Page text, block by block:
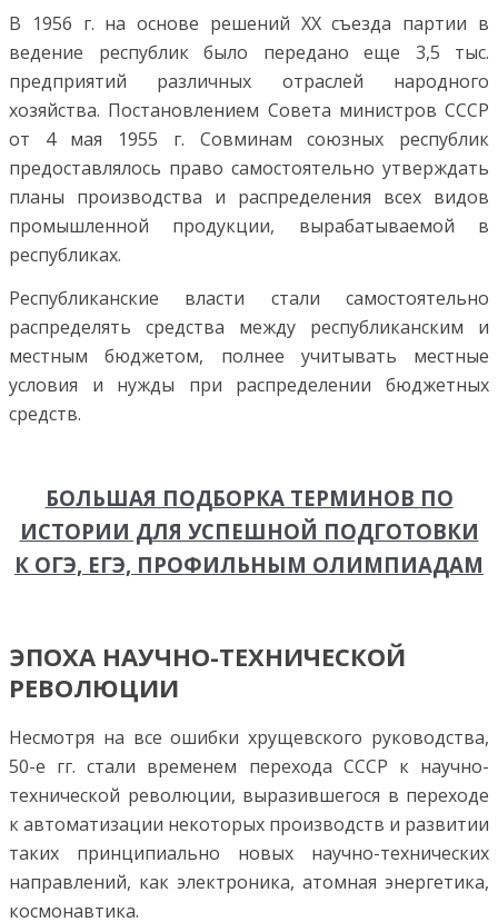
В 1956 г. на основе решений XX съезда партии в
ведение республик было передано еще 3,5 тыс.
предприятий различных отраслей народного
хозяйства. Постановлением Совета министров СССР
от 4 мая 1955 г. Совминам союзных республик
предоставлялось право самостоятельно утверждать
планы производства и распределения всех видов
промышленной продукции, вырабатываемой в
республиках.
Республиканские власти стали самостоятельно
распределять средства между республиканским и
местным бюджетом, полнее учитывать местные
условия и нужды при распределении бюджетных
средств.
БОЛЬШАЯ ПОДБОРКА ТЕРМИНОВ ПО
ИСТОРИИ ДЛЯ УСПЕШНОЙ ПОДГОТОВКИ
К ОГЭ, ЕГЭ, ПРОФИЛЬНЫМ ОЛИМПИАДАМ
ЭПОХА НАУЧНО-ТЕХНИЧЕСКОЙ
РЕВОЛЮЦИИ
Несмотря на все ошибки хрущевского руководства,
50-е гг. стали временем перехода СССР к научно-
технической революции, выразившегося в переходе
к автоматизации некоторых производств и развитии
таких принципиально новых научно-технических
направлений, как электроника, атомная энергетика,
космонавтика.